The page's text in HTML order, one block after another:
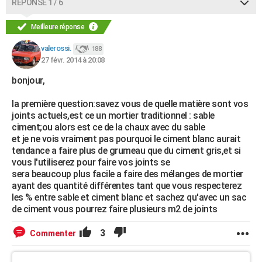
RÉPONSE 1 / 6
Meilleure réponse
valerossi. 188
27 févr. 2014 à 20:08
bonjour,
la première question:savez vous de quelle matière sont vos
joints actuels,est ce un mortier traditionnel : sable
ciment;ou alors est ce de la chaux avec du sable
et je ne vois vraiment pas pourquoi le ciment blanc aurait
tendance a faire plus de grumeau que du ciment gris,et si
vous l'utiliserez pour faire vos joints se
sera beaucoup plus facile a faire des mélanges de mortier
ayant des quantité différentes tant que vous respecterez
les % entre sable et ciment blanc et sachez qu'avec un sac
de ciment vous pourrez faire plusieurs m2 de joints
Commenter 3